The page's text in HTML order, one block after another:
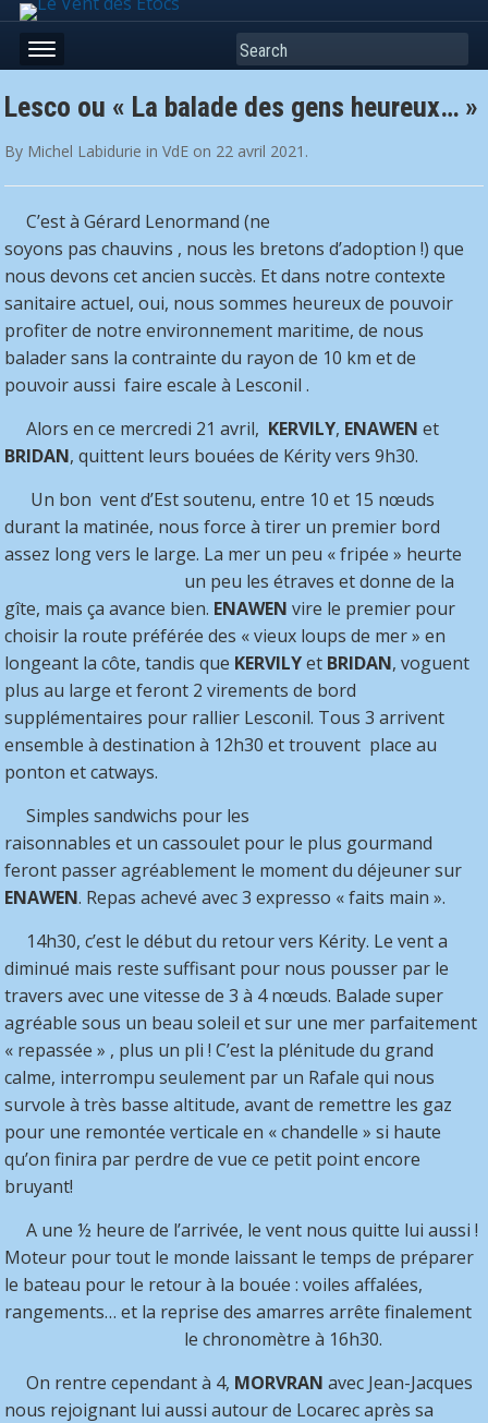
Search
Lesco ou « La balade des gens heureux… »
By Michel Labidurie inVdE on 22 avril 2021 .
C’est à Gérard Lenormand (ne
soyons pas chauvins , nous les bretons d’adoption !) que
nous devons cet ancien succès. Et dans notre contexte
sanitaire actuel, oui, nous sommes heureux de pouvoir
profiter de notre environnement maritime, de nous
balader sans la contrainte du rayon de 10 km et de
pouvoir aussi faire escale à Lesconil .
Alors en ce mercredi 21 avril, KERVILY, ENAWEN et
BRIDAN, quittent leurs bouées de Kérity vers 9h30.
Un bon vent d’Est soutenu, entre 10 et 15 nœuds
durant la matinée, nous force à tirer un premier bord
assez long vers le large. La mer un peu « fripée » heurte
un peu les étraves et donne de la
gîte, mais ça avance bien. ENAWEN vire le premier pour
choisir la route préférée des « vieux loups de mer » en
longeant la côte, tandis que KERVILYet BRIDAN, voguent
plus au large et feront 2 virements de bord
supplémentaires pour rallier Lesconil. Tous 3 arrivent
ensemble à destination à 12h30 et trouvent place au
ponton et catways.
Simples sandwichs pour les
raisonnables et un cassoulet pour le plus gourmand
feront passer agréablement le moment du déjeuner sur
ENAWEN. Repas achevé avec 3 expresso « faits main ».
14h30, c’est le début du retour vers Kérity. Le vent a
diminué mais reste suffisant pour nous pousser par le
travers avec une vitesse de 3 à 4 nœuds. Balade super
agréable sous un beau soleil et sur une mer parfaitement
« repassée » , plus un pli ! C’est la plénitude du grand
calme, interrompu seulement par un Rafale qui nous
survole à très basse altitude, avant de remettre les gaz
pour une remontée verticale en « chandelle » si haute
qu’on finira par perdre de vue ce petit point encore
bruyant!
A une ½ heure de l’arrivée, le vent nous quitte lui aussi !
Moteur pour tout le monde laissant le temps de préparer
le bateau pour le retour à la bouée : voiles affalées,
rangements… et la reprise des amarres arrête finalement
le chronomètre à 16h30.
On rentre cependant à 4, MORVRAN avec Jean-Jacques
nous rejoignant lui aussi autour de Locarec après sa